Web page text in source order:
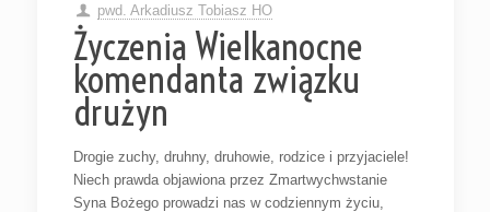
pwd. Arkadiusz Tobiasz HO
Życzenia Wielkanocne
komendanta związku
drużyn
Drogie zuchy, druhny, druhowie, rodzice i przyjaciele!
Niech prawda objawiona przez Zmartwychwstanie
Syna Bożego prowadzi nas w codziennym życiu,